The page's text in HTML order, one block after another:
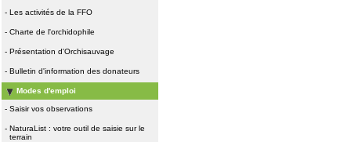
- Les activités de la FFO
- Charte de l'orchidophile
- Présentation d'Orchisauvage
- Bulletin d'information des donateurs
Modes d'emploi
- Saisir vos observations
- NaturaList : votre outil de saisie sur le
terrain